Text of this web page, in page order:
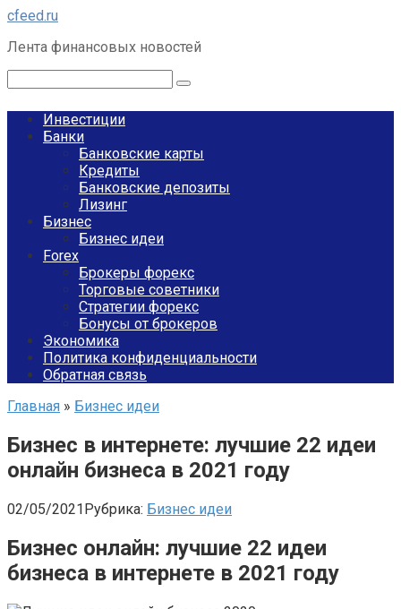
Перейти
контенту
cfeed.ru
Лента финансовых новостей
Инвестиции
Банки
Банковские карты
Кредиты
Банковские депозиты
Лизинг
Бизнес
Бизнес идеи
Forex
Брокеры форекс
Торговые советники
Стратегии форекс
Бонусы от брокеров
Экономика
Политика конфиденциальности
Обратная связь
Главная » Бизнес идеи
Бизнес в интернете: лучшие 22 идеи
онлайн бизнеса в 2021 году
02/05/2021Рубрика: Бизнес идеи
Бизнес онлайн: лучшие 22 идеи
бизнеса в интернете в 2021 году